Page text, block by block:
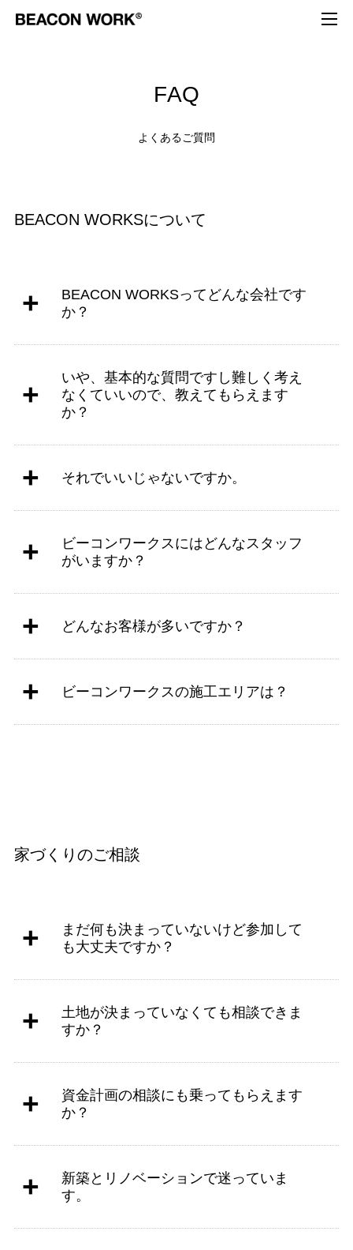
FAQ
よ く あるご質問
BEACON WORKSについて
BEACON WORKSってどんな会社です
か？
いや、基本的な質問ですし難しく考え
なくていいので、教えてもらえます
か？
それでいいじゃないですか。
ビーコンワークスにはどんなスタッフ
がいますか？
どんなお客様が多いですか？
ビーコンワークスの施工エリアは？
家づくりのご相談
まだ何も決まっていないけど参加して
も大丈夫ですか？
土地が決まっていなくても相談できま
すか？
資金計画の相談にも乗ってもらえます
か？
新築とリノベーションで迷っていま
す。